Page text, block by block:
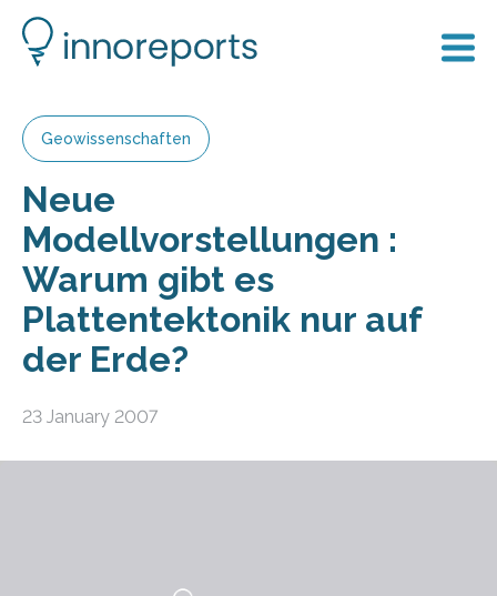
Geowissenschaften
Neue
Modellvorstellungen :
Warum gibt es
Plattentektonik nur auf
der Erde?
23 January 2007